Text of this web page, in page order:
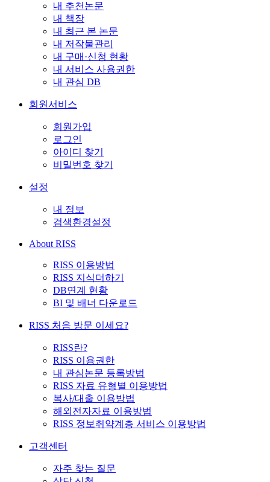
내 추천논문
내 책장
내 최근 본 논문
내 저작물관리
내 구매·신청 현황
내 서비스 사용권한
내 관심 DB
회원서비스
회원가입
로그인
아이디 찾기
비밀번호 찾기
설정
내 정보
검색환경설정
About RISS
RISS 이용방법
RISS 지식더하기
DB연계 현황
BI 및 배너 다운로드
RISS 처음 방문 이세요?
RISS란?
RISS 이용권한
내 관심논문 등록방법
RISS 자료 유형별 이용방법
복사/대출 이용방법
해외전자자료 이용방법
RISS 정보취약계층 서비스 이용방법
고객센터
자주 찾는 질문